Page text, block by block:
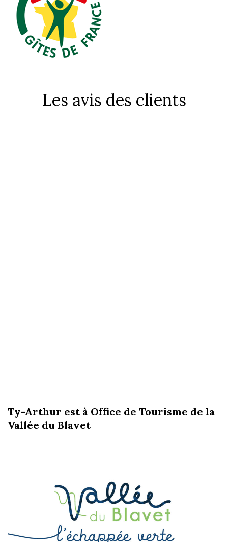
Les avis des clients
Ty-Arthur est à Office de Tourisme de la
Vallée du Blavet